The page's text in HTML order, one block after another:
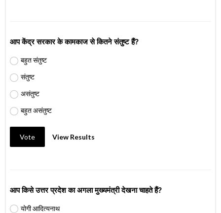
आप केंद्र सरकार के कामकाज से कितने संतुष्ट हैं?
बहुत संतुष्ट
संतुष्ट
असंतुष्ट
बहुत असंतुष्ट
Vote View Results
आप किसे उत्तर प्रदेश का अगला मुख्यमंत्री देखना चाहते हैं?
योगी आदित्यनाथ